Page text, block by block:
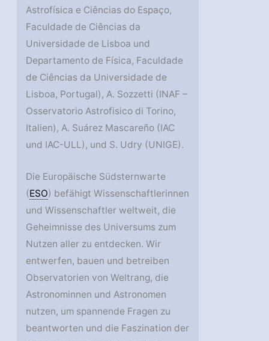
Astrofísica e Ciências do Espaço,
Faculdade de Ciências da
Universidade de Lisboa und
Departamento de Física, Faculdade
de Ciências da Universidade de
Lisboa, Portugal), A. Sozzetti (INAF –
Osservatorio Astrofisico di Torino,
Italien), A. Suárez Mascareño (IAC
und IAC-ULL), und S. Udry (UNIGE).
Die Europäische Südsternwarte
(ESO) befähigt Wissenschaftlerinnen
und Wissenschaftler weltweit, die
Geheimnisse des Universums zum
Nutzen aller zu entdecken. Wir
entwerfen, bauen und betreiben
Observatorien von Weltrang, die
Astronominnen und Astronomen
nutzen, um spannende Fragen zu
beantworten und die Faszination der